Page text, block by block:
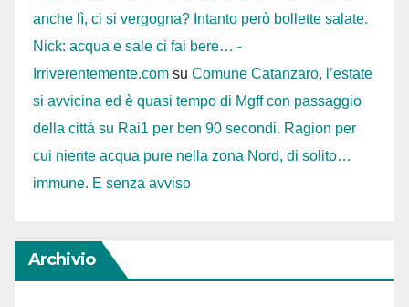
anche lì, ci si vergogna? Intanto però bollette salate.
Nick: acqua e sale ci fai bere… -
Irriverentemente.com su Comune Catanzaro, l’estate
si avvicina ed è quasi tempo di Mgff con passaggio
della città su Rai1 per ben 90 secondi. Ragion per
cui niente acqua pure nella zona Nord, di solito…
immune. E senza avviso
Archivio